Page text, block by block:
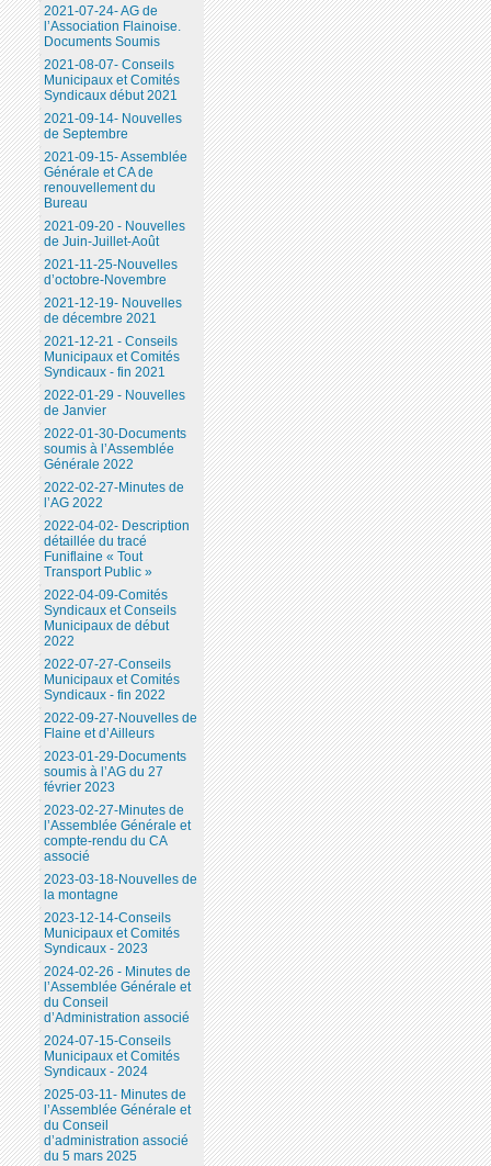
2021-07-24- AG de
l’Association Flainoise.
Documents Soumis
2021-08-07- Conseils
Municipaux et Comités
Syndicaux début 2021
2021-09-14- Nouvelles
de Septembre
2021-09-15- Assemblée
Générale et CA de
renouvellement du
Bureau
2021-09-20 - Nouvelles
de Juin-Juillet-Août
2021-11-25-Nouvelles
d’octobre-Novembre
2021-12-19- Nouvelles
de décembre 2021
2021-12-21 - Conseils
Municipaux et Comités
Syndicaux - fin 2021
2022-01-29 - Nouvelles
de Janvier
2022-01-30-Documents
soumis à l’Assemblée
Générale 2022
2022-02-27-Minutes de
l’AG 2022
2022-04-02- Description
détaillée du tracé
Funiflaine « Tout
Transport Public »
2022-04-09-Comités
Syndicaux et Conseils
Municipaux de début
2022
2022-07-27-Conseils
Municipaux et Comités
Syndicaux - fin 2022
2022-09-27-Nouvelles de
Flaine et d’Ailleurs
2023-01-29-Documents
soumis à l’AG du 27
février 2023
2023-02-27-Minutes de
l’Assemblée Générale et
compte-rendu du CA
associé
2023-03-18-Nouvelles de
la montagne
2023-12-14-Conseils
Municipaux et Comités
Syndicaux - 2023
2024-02-26 - Minutes de
l’Assemblée Générale et
du Conseil
d’Administration associé
2024-07-15-Conseils
Municipaux et Comités
Syndicaux - 2024
2025-03-11- Minutes de
l’Assemblée Générale et
du Conseil
d’administration associé
du 5 mars 2025